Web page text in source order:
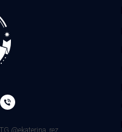
@ekaterina_rez